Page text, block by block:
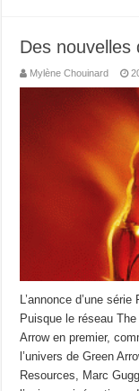
Des nouvelles
Mylène Chouinard
L’annonce d’une
Puisque le réseau The
Arrow en premier,
l’univers de Green
Resources, Marc